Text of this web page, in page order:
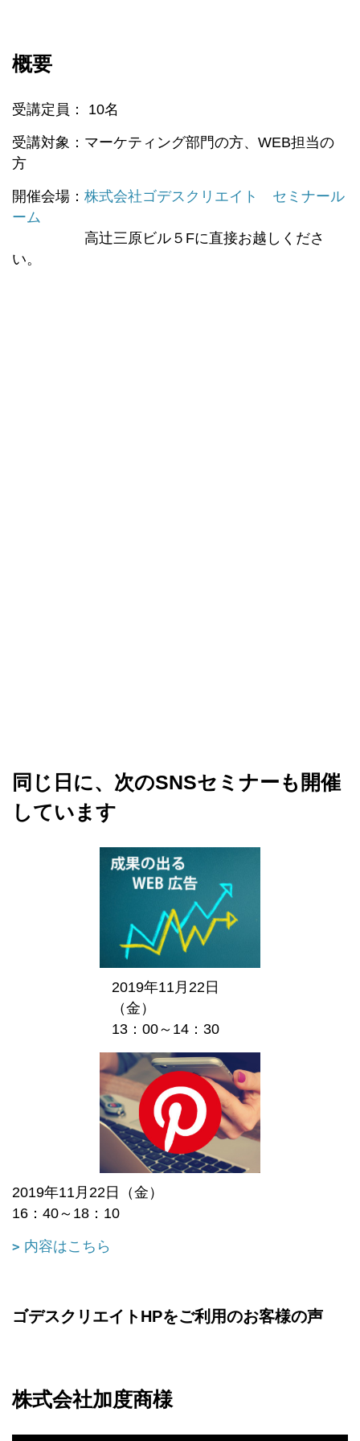
概要
受講定員： 10名
受講対象：マーケティング部門の方、WEB担当の
方
開催会場： 株式会社ゴデスクリエイト セミナール
ーム
高辻三原ビル５Fに直接お越しくださ
い。
同じ日に、次のSNSセミナーも開催
しています
2019年11月22日
（金）
13：00～14：30
2019年11月22日（金）
16：40～18：10
内容はこちら
ゴデスクリエイトHPをご利用のお客様の声
株式会社加度商様